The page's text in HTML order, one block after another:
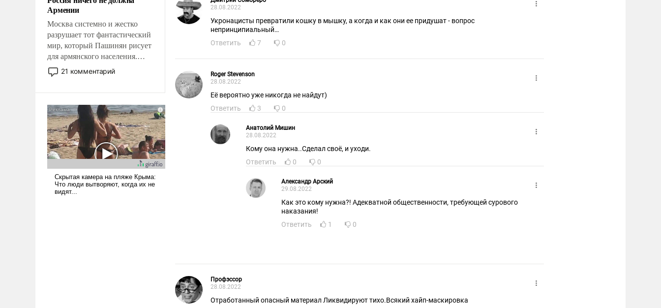
перед Китаем.
Армении
Москва системно и жестко
разрушает тот фантастический
мир, который Пашинян рисует
для армянского населения.
Мир, где политические
прожекты будут безусловно
налогоплательщиков и где
Еревану за свои поступки не
нужно отвечать.
21 комментарий
28.08.2022
Укронацисты превратили кошку в мышку, а когда и как они ее придушат - вопрос
непринципиальный…
Ответить
7 0
Roger Stevenson
28.08.2022
Её вероятно уже никогда не найдут)
Ответить
3 0
Анатолий Мишин
28.08.2022
Кому она нужна..Сделал своё, и уходи.
Ответить
0 0
Александр Арский
29.08.2022
Как это кому нужна?! Адекватной общественности, требующей сурового
наказания!
Ответить
1 0
Профэссор
28.08.2022
Отработанный опасный материал Ликвидируют тихо.Всякий хайп-маскировка